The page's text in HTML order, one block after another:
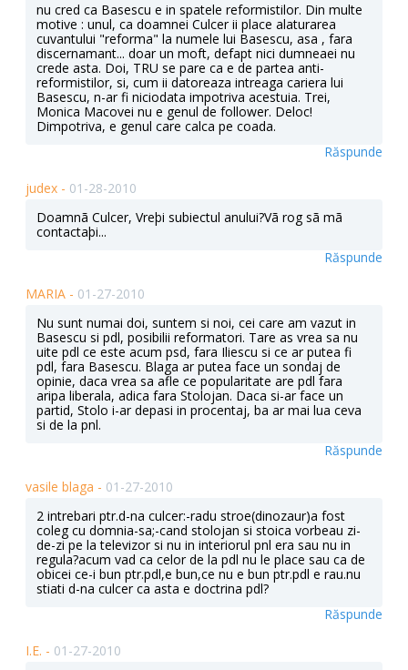
nu cred ca Basescu e in spatele reformistilor. Din multe
motive : unul, ca doamnei Culcer ii place alaturarea
cuvantului "reforma" la numele lui Basescu, asa , fara
discernamant... doar un moft, defapt nici dumneaei nu
crede asta. Doi, TRU se pare ca e de partea anti-
reformistilor, si, cum ii datoreaza intreaga cariera lui
Basescu, n-ar fi niciodata impotriva acestuia. Trei,
Monica Macovei nu e genul de follower. Deloc!
Dimpotriva, e genul care calca pe coada.
Răspunde
judex - 01-28-2010
Doamnã Culcer, Vreþi subiectul anului?Vã rog sã mã
contactaþi...
Răspunde
MARIA - 01-27-2010
Nu sunt numai doi, suntem si noi, cei care am vazut in
Basescu si pdl, posibilii reformatori. Tare as vrea sa nu
uite pdl ce este acum psd, fara Iliescu si ce ar putea fi
pdl, fara Basescu. Blaga ar putea face un sondaj de
opinie, daca vrea sa afle ce popularitate are pdl fara
aripa liberala, adica fara Stolojan. Daca si-ar face un
partid, Stolo i-ar depasi in procentaj, ba ar mai lua ceva
si de la pnl.
Răspunde
vasile blaga - 01-27-2010
2 intrebari ptr.d-na culcer:-radu stroe(dinozaur)a fost
coleg cu domnia-sa;-cand stolojan si stoica vorbeau zi-
de-zi pe la televizor si nu in interiorul pnl era sau nu in
regula?acum vad ca celor de la pdl nu le place sau ca de
obicei ce-i bun ptr.pdl,e bun,ce nu e bun ptr.pdl e rau.nu
stiati d-na culcer ca asta e doctrina pdl?
Răspunde
I.E. - 01-27-2010